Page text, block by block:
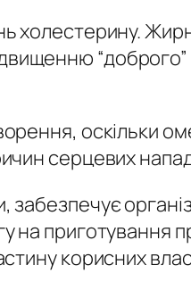
холестерину.
оскільки
серцевих
на приготування
корисних